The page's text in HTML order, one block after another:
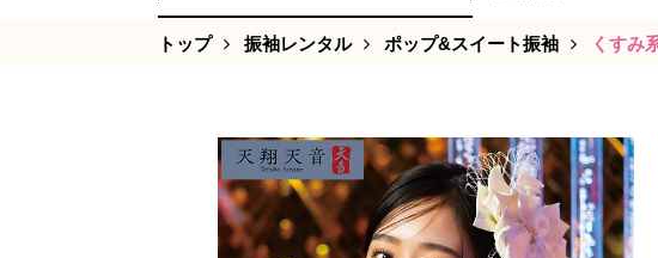
トップ 振袖レンタル ポップ&スイート振袖 くすみ